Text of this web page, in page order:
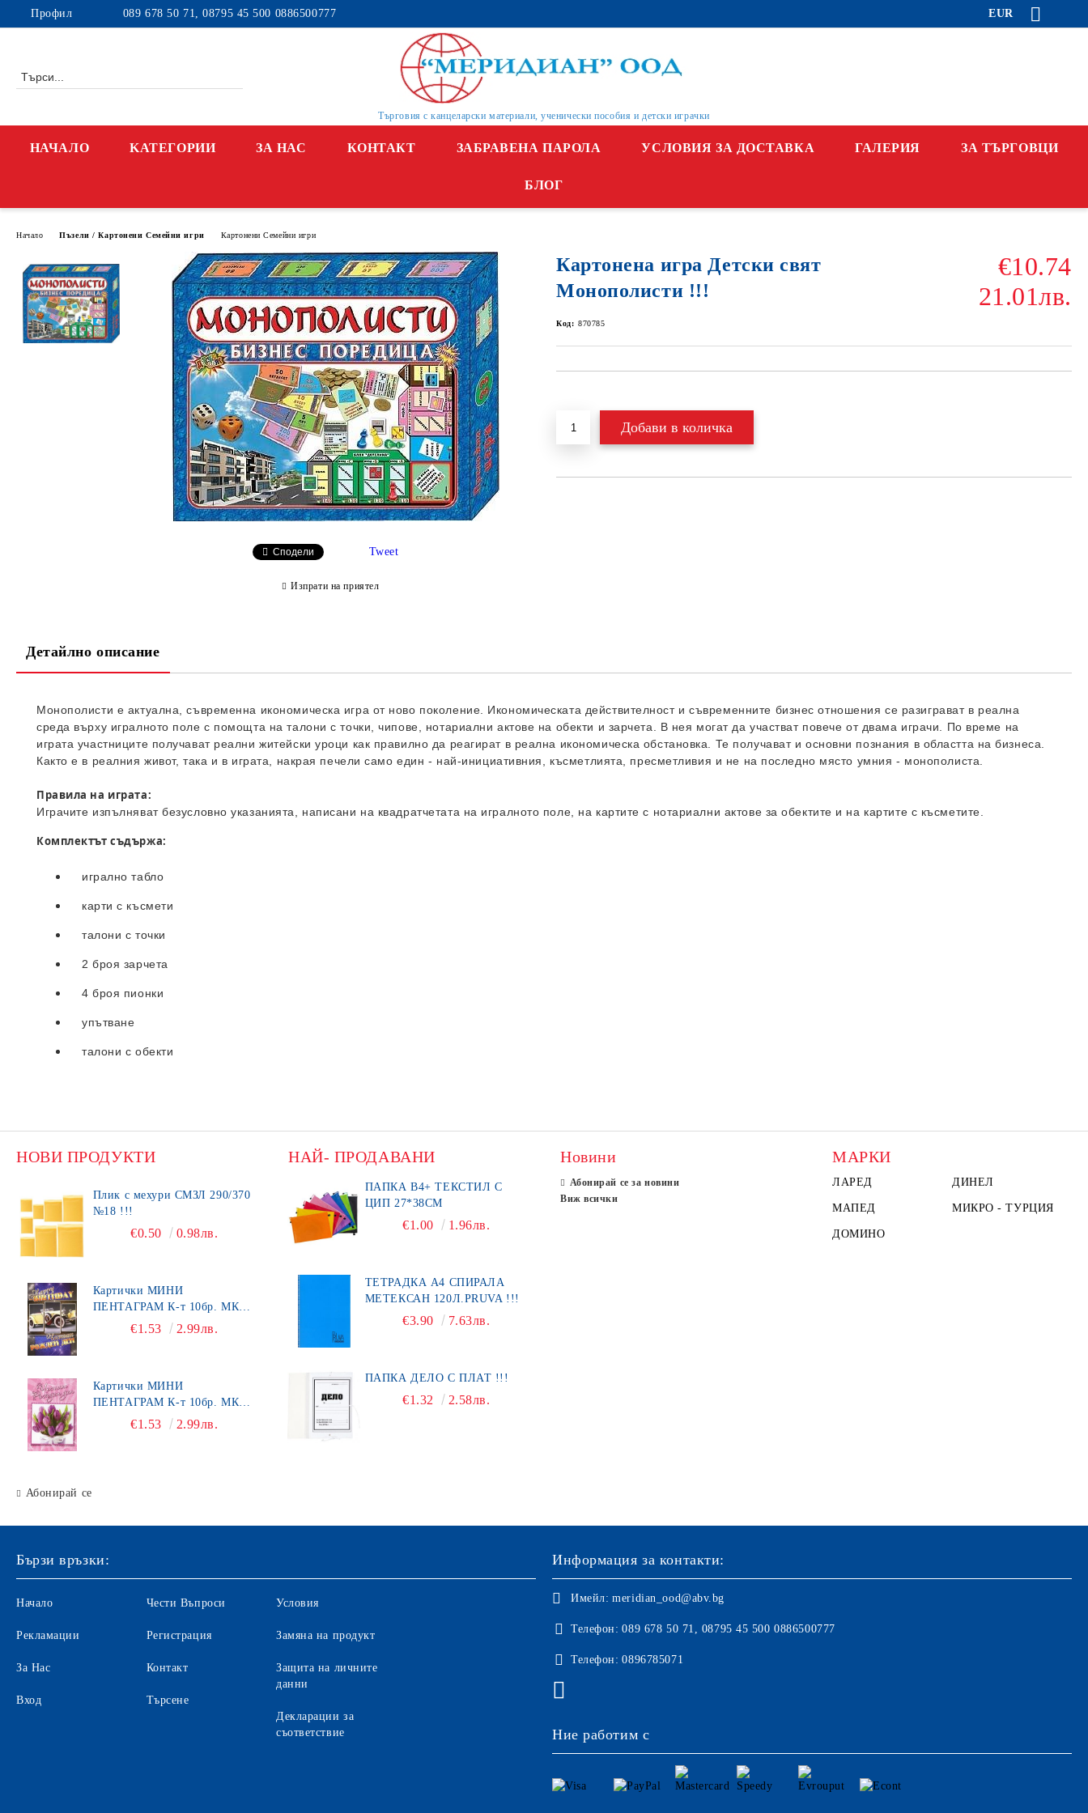
Профил 089 678 50 71, 08795 45 500 0886500777 EUR
Търговия с канцеларски материали, ученически пособия и детски играчки
НАЧАЛО KАТЕГОРИИ ЗА НАС КОНТАКТ ЗАБРАВЕНА ПАРОЛА УСЛОВИЯ ЗА ДОСТАВКА ГАЛЕРИЯ ЗА ТЪРГОВЦИ
БЛОГ
Начало Пъзели / Картонени Семейни игри Картонени Семейни игри
Картонена игра Детски свят
Монополисти !!!
€10.74
21.01лв.
Код: 870785
Сподели Tweet
Изпрати на приятел
Детайлно описание
Монополисти е актуална, съвременна икономическа игра от ново поколение. Икономическата действителност и съвременните бизнес отношения се разиграват в реална
среда върху игралното поле с помощта на талони с точки, чипове, нотариални актове на обекти и зарчета. В нея могат да участват повече от двама играчи. По време на
играта участниците получават реални житейски уроци как правилно да реагират в реална икономическа обстановка. Те получават и основни познания в областта на бизнеса.
Както е в реалния живот, така и в играта, накрая печели само един - най-инициативния, късметлията, пресметливия и не на последно място умния - монополиста.
Правила на играта:
Играчите изпълняват безусловно указанията, написани на квадратчетата на игралното поле, на картите с нотариални актове за обектите и на картите с късметите.
Комплектът съдържа:
игрално табло
карти с късмети
талони с точки
2 броя зарчета
4 броя пионки
упътване
талони с обекти
НОВИ ПРОДУКТИ
Плик с мехури СМЗЛ 290/370
№18 !!!
€0.50 0.98лв.
Картички МИНИ
ПЕНТАГРАМ К-т 10бр. МК
€1.53 2.99лв.
Картички МИНИ
ПЕНТАГРАМ К-т 10бр. МК
€1.53 2.99лв.
Абонирай се
НАЙ- ПРОДАВАНИ
ПАПКА В4+ ТЕКСТИЛ С
ЦИП 27*38СМ
€1.00 1.96лв.
ТЕТРАДКА А4 СПИРАЛА
МЕТЕКСАН 120Л.PRUVA !!!
€3.90 7.63лв.
ПАПКА ДЕЛО С ПЛАТ !!!
€1.32 2.58лв.
Новини
Абонирай се за новини
Виж всички
МАРКИ
ЛАРЕД ДИНЕЛ
МАПЕД МИКРО - ТУРЦИЯ
ДОМИНО
Бързи връзки:
Начало
Рекламации
За Нас
Вход
Чести Въпроси
Регистрация
Контакт
Търсене
Условия
Замяна на продукт
Защита на личните
данни
Декларации за
съответствие
Информация за контакти:
Имейл: meridian_ood@abv.bg
Телефон: 089 678 50 71, 08795 45 500 0886500777
Телефон: 0896785071
Ние работим с